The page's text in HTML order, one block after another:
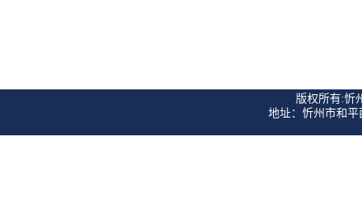
版权所有:忻
地址：忻州市和